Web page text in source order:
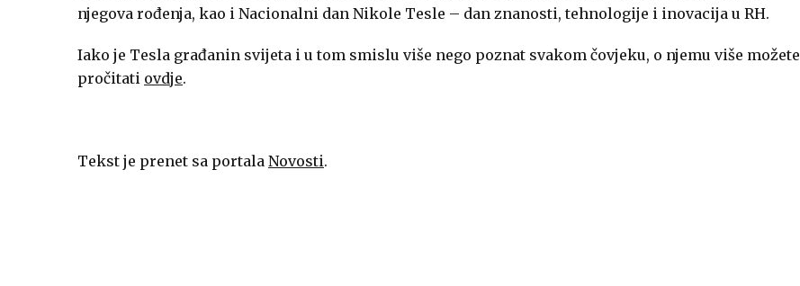
njegova rođenja, kao i Nacionalni dan Nikole Tesle – dan znanosti, tehnologije i inovacija u RH.
Iako je Tesla građanin svijeta i u tom smislu više nego poznat svakom čovjeku, o njemu više možete
pročitati ovdje.
Tekst je prenet sa portala Novosti.